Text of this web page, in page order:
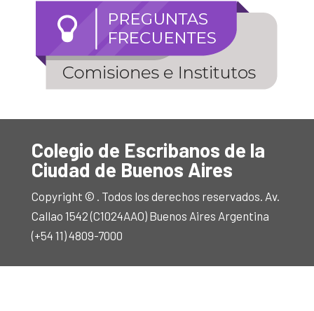
Colegio de Escribanos de la
Ciudad de Buenos Aires
Copyright © . Todos los derechos reservados. Av.
Callao 1542 (C1024AAO) Buenos Aires Argentina
(+54 11) 4809-7000